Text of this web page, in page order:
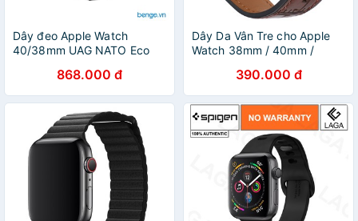
Dây đeo Apple Watch
40/38mm UAG NATO Eco
868.000 đ
Dây Da Vân Tre cho Apple
Watch 38mm / 40mm /
390.000 đ